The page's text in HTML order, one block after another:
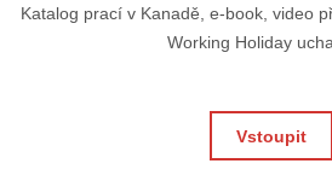
Katalog prací v Kanadě, e-book, video
Working Holiday
Vstoupit